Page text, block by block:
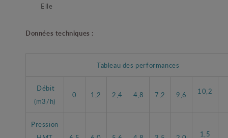
Elle
Données techniques :
Tableau des performances
Débit
(m3/h)
0 1,2 2,4 4,8 7,2 9,6 10,2
Pression
1,5